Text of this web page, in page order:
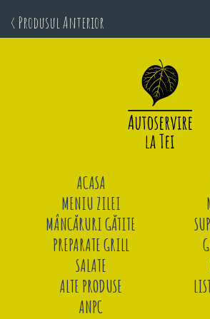
< Produsul Anterior
ACASA
MENIU ZILEI
MÂNCĂRURI GĂTITE
PREPARATE GRILL
SALATE
ALTE PRODUSE
ANPC